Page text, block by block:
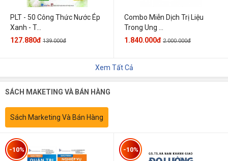
PLT - 50 Công Thức Nước Ép
Xanh - T...
127.880đ 139.000đ
Combo Miễn Dịch Trị Liệu
Trong Ung ...
1.840.000đ 2.000.000đ
Xem Tất Cả
SÁCH MAKETING VÀ BÁN HÀNG
Sách Marketing Và Bán Hàng
-10% -10%